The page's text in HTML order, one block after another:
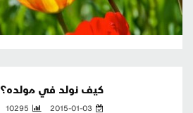
كيف نولد في مولده؟
2015-01-03
10295